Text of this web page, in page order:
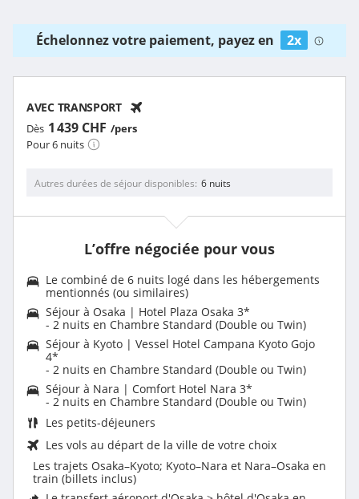
Échelonnez votre paiement, payez en 2x
AVEC TRANSPORT
Dès 1 439 CHF /pers
Pour 6 nuits
Autres durées de séjour disponibles 6 nuits
L’offre négociée pour vous
Le combiné de 6 nuits logé dans les hébergements
mentionnés (ou similaires)
Séjour à Osaka | Hotel Plaza Osaka 3*
- 2 nuits en Chambre Standard (Double ou Twin)
Séjour à Kyoto | Vessel Hotel Campana Kyoto Gojo
4*
- 2 nuits en Chambre Standard (Double ou Twin)
Séjour à Nara | Comfort Hotel Nara 3*
- 2 nuits en Chambre Standard (Double ou Twin)
Les petits-déjeuners
Les vols au départ de la ville de votre choix
Les trajets Osaka–Kyoto; Kyoto–Nara et Nara–Osaka en
train (billets inclus)